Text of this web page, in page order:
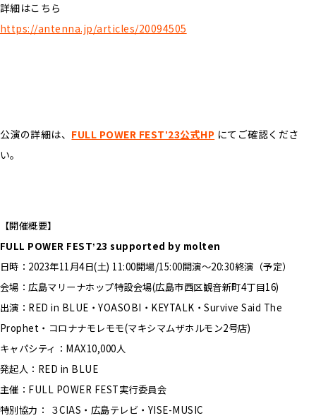
詳細はこちら
https://antenna.jp/articles/20094505
公演の詳細は、 FULL POWER FESTʼ23公式HP にてご確認くださ
い。
【開催概要】
FULL POWER FESTʼ23 supported by molten
⽇時：2023年11⽉4⽇(⼟) 11:00開場/15:00開演〜20:30終演（予定）
会場：広島マリーナホップ特設会場(広島市⻄区観⾳新町4丁⽬16)
出演：RED in BLUE・YOASOBI・KEYTALK・Survive Said The
Prophet・コロナナモレモモ(マキシマムザホルモン2号店)
キャパシティ：MAX10,000⼈
発起⼈：RED in BLUE
主催：FULL POWER FEST実⾏委員会
特別協⼒： ３CIAS・広島テレビ・YISE-MUSIC